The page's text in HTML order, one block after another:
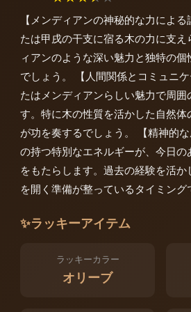
【メンディアンの神秘的な力によ
たは甲戌の干支に宿る木の力に支
ィアンのような深い魅力と独特の
でしょう。 【人間関係とコミュニ
たはメンディアンらしい魅力で周囲
す。特に木の性質を活かした自然体
が功を奏するでしょう。 【精神的
の持つ特別なエネルギーが、今日の
をもたらします。過去の経験を活
を開く準備が整っているタイミング
✨ラッキーアイテム
ラッキーカラー
オリーブ